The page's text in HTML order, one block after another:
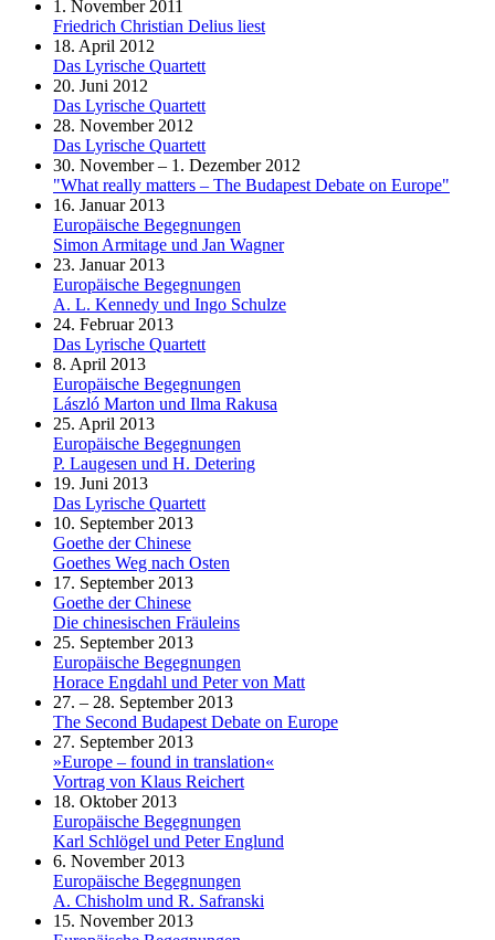
1. November 2011
Friedrich Christian Delius liest
18. April 2012
Das Lyrische Quartett
20. Juni 2012
Das Lyrische Quartett
28. November 2012
Das Lyrische Quartett
30. November – 1. Dezember 2012
"What really matters – The Budapest Debate on Europe"
16. Januar 2013
Europäische Begegnungen
Simon Armitage und Jan Wagner
23. Januar 2013
Europäische Begegnungen
A. L. Kennedy und Ingo Schulze
24. Februar 2013
Das Lyrische Quartett
8. April 2013
Europäische Begegnungen
László Marton und Ilma Rakusa
25. April 2013
Europäische Begegnungen
P. Laugesen und H. Detering
19. Juni 2013
Das Lyrische Quartett
10. September 2013
Goethe der Chinese
Goethes Weg nach Osten
17. September 2013
Goethe der Chinese
Die chinesischen Fräuleins
25. September 2013
Europäische Begegnungen
Horace Engdahl und Peter von Matt
27. – 28. September 2013
The Second Budapest Debate on Europe
27. September 2013
»Europe – found in translation«
Vortrag von Klaus Reichert
18. Oktober 2013
Europäische Begegnungen
Karl Schlögel und Peter Englund
6. November 2013
Europäische Begegnungen
A. Chisholm und R. Safranski
15. November 2013